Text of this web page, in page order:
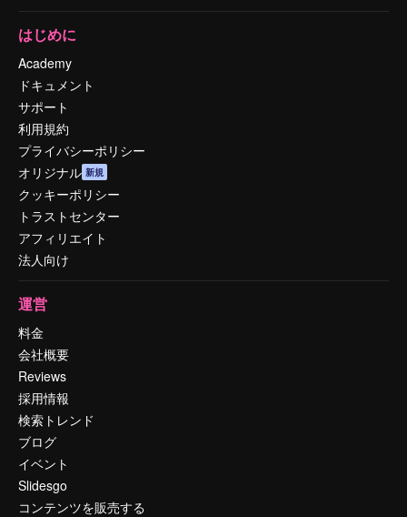
はじめに
Academy
ドキュメント
サポート
利用規約
プライバシーポリシー
オリジナル 新規
クッキーポリシー
トラストセンター
アフィリエイト
法人向け
運営
料金
会社概要
Reviews
採用情報
検索トレンド
ブログ
イベント
Slidesgo
コンテンツを販売する